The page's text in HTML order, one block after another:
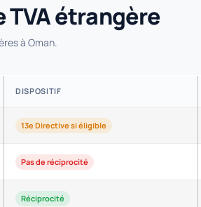
TVA étrangère
à Oman.
DISPOSITIF
13e Directive si éligible
Pas de réciprocité
Réciprocité